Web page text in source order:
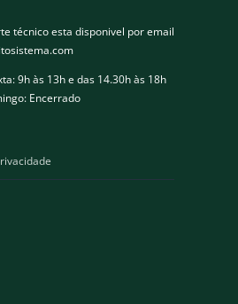
técnico esta disponivel por email
9h às 13h e das 14.30h às 18h
Encerrado